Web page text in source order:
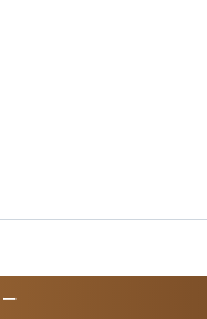
貫で行っていただきます。
ンテスト・TLTP実施 等
ットワーク・クラウド・OS・
単体製品では限界があり、侵入
。技術とガバナンスの再設計が
用モデル刷新が急務。